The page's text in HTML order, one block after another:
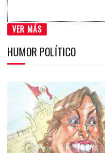
VER MÁS
HUMOR POLÍTICO